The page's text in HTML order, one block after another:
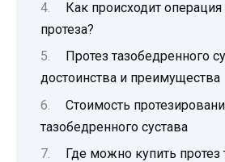
Как происходит
протеза?
Протез тазобедренного
достоинства и преимущества
Стоимость
тазобедренного сустава
Где можно купить протез